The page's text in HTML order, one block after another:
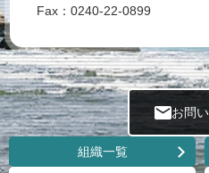
お問
組織一覧
Fax：0240-22-0899